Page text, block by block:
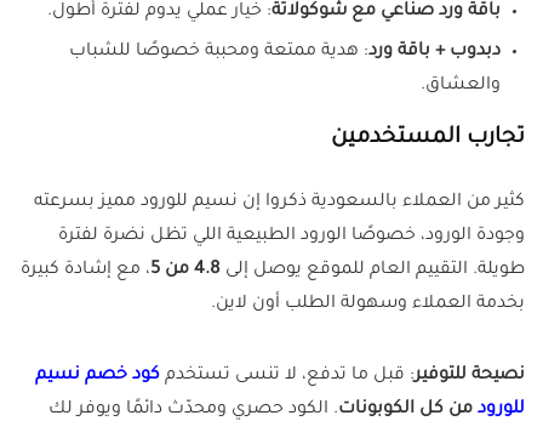
باقة ورد صناعي مع شوكولاتة: خيار عملي يدوم لفترة أطول.
دبدوب + باقة ورد: هدية ممتعة ومحببة خصوصًا للشباب
والعشاق.
تجارب المستخدمين
كثير من العملاء بالسعودية ذكروا إن نسيم للورود مميز بسرعته
وجودة الورود، خصوصًا الورود الطبيعية اللي تظل نضرة لفترة
طويلة. التقييم العام للموقع يوصل إلى 4.8 من 5
، مع إشادة كبيرة
بخدمة العملاء وسهولة الطلب أون لاين.
نصيحة للتوفير: قبل ما تدفع، لا تنسى تستخدم كود خصم نسيم
للورود من كل الكوبونات. الكود حصري ومحدّث دائمًا ويوفر لك